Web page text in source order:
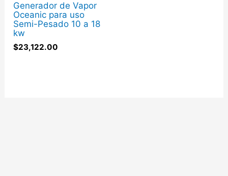
Generador de Vapor
Oceanic para uso
Semi-Pesado 10 a 18
kw
$23,122.00